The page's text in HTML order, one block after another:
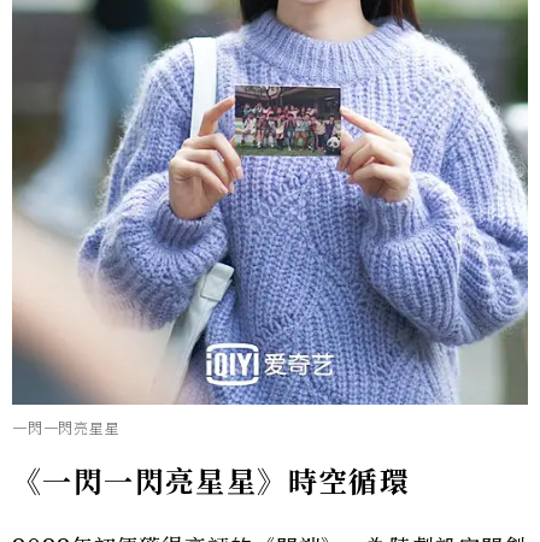
一閃一閃亮星星
《一閃一閃亮星星》時空循環